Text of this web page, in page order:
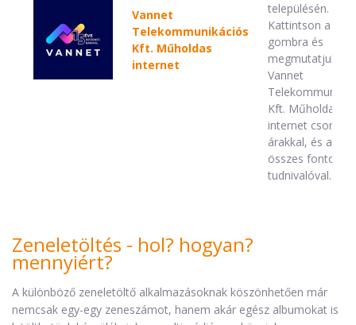
Vannet
Telekommunikációs
Kft. Műholdas
internet
településén.
Kattintson a
gombra és
megmutatjuk, a
Vannet
Kft. Műholdas
internet
árakkal, és az
összes fontos
tudnivalóval.
Zeneletöltés - hol? hogyan?
mennyiért?
A különböző zeneletöltő alkalmazásoknak köszönhetően már
nemcsak egy-egy zeneszámot, hanem akár egész albumokat is